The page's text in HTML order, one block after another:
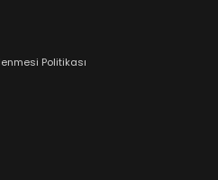
Politikası